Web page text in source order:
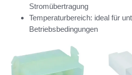
Stromübertragung
Temperaturbereich: ideal für
Betriebsbedingungen